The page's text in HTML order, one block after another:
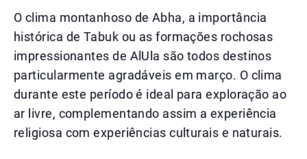
O clima montanhoso de Abha, a importância
histórica de Tabuk ou as formações rochosas
impressionantes de AlUla são todos destinos
particularmente agradáveis em março. O clima
durante este período é ideal para exploração ao
ar livre, complementando assim a experiência
religiosa com experiências culturais e naturais.